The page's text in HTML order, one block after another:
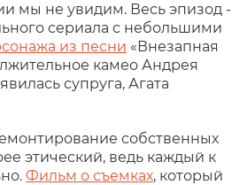
мы не увидим. Весь эпизод -
сериала с небольшими
из песни «Внезапная
камео Андрея
супруга, Агата
собственных
этический, ведь каждый к
Фильм о съемках, который